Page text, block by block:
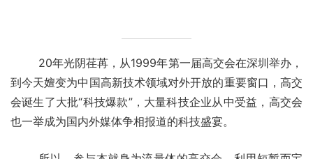
到今天嬗变为中国高新技术领域对外开放的重要窗口，高交
会诞生了大批“科技爆款”，大量科技企业从中受益，高交会
也一举成为国内外媒体争相报道的科技盛宴。